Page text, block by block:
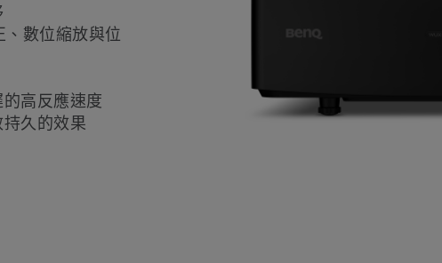
數位縮放與位
高反應速度
久的效果